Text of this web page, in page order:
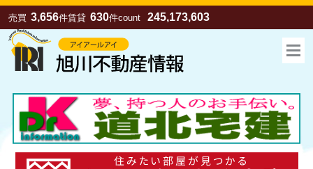
売買 3,656件賃貸 630件count 245,173,603